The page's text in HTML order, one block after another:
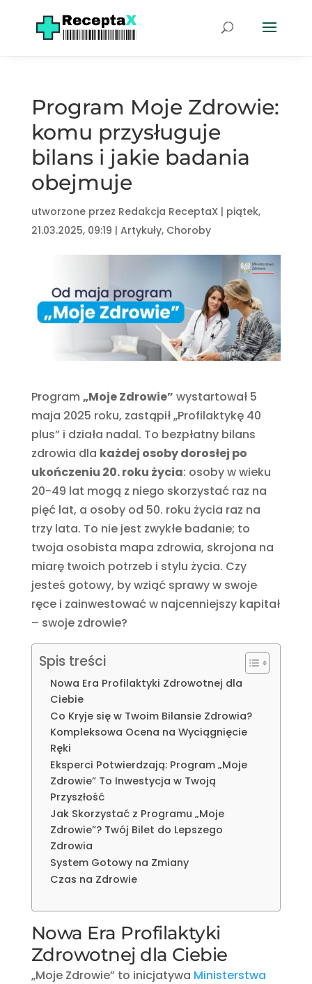
Program Moje Zdrowie:
komu przysługuje
bilans i jakie badania
obejmuje
utworzone przez Redakcja ReceptaX| piątek,
21.03.2025, 09:19 | Artykuły, Choroby
Program „Moje Zdrowie” wystartował 5
maja 2025 roku, zastąpił „Profilaktykę 40
plus” i działa nadal. To bezpłatny bilans
zdrowia dla każdej osoby dorosłej po
ukończeniu 20. roku życia: osoby w wieku
20-49 lat mogą z niego skorzystać raz na
pięć lat, a osoby od 50. roku życia raz na
trzy lata. To nie jest zwykłe badanie; to
twoja osobista mapa zdrowia, skrojona na
miarę twoich potrzeb i stylu życia. Czy
jesteś gotowy, by wziąć sprawy w swoje
ręce i zainwestować w najcenniejszy kapitał
– swoje zdrowie?
Spis treści
Nowa Era Profilaktyki Zdrowotnej dla
Ciebie
Co Kryje się w Twoim Bilansie Zdrowia?
Kompleksowa Ocena na Wyciągnięcie
Ręki
Eksperci Potwierdzają: Program „Moje
Zdrowie” To Inwestycja w Twoją
Przyszłość
Jak Skorzystać z Programu „Moje
Zdrowie”? Twój Bilet do Lepszego
Zdrowia
System Gotowy na Zmiany
Czas na Zdrowie
Nowa Era Profilaktyki
Zdrowotnej dla Ciebie
„Moje Zdrowie” to inicjatywa Ministerstwa